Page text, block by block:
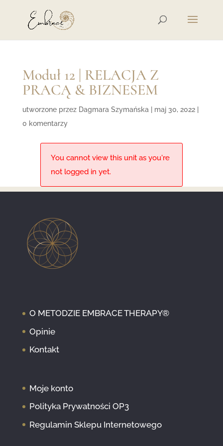
Moduł 12 | RELACJA Z
PRACĄ & BIZNESEM
utworzone przez Dagmara Szymańska maj 30, 2022|
0 komentarzy
You cannot view this unit as you're
not logged in yet.
O METODZIE EMBRACE THERAPY®
Opinie
Kontakt
Moje konto
Polityka Prywatności OP3
Regulamin Sklepu Internetowego